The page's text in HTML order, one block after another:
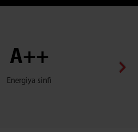
A++
Energiya sinfi